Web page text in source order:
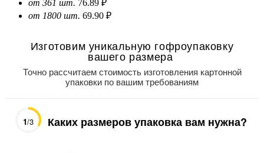
от 361 шт. 76.89 ₽
от 1800 шт. 69.90 ₽
Изготовим уникальную гофроупаковку
вашего размера
Точно рассчитаем стоимость изготовления картонной
упаковки по вашим требованиям
1/3 Каких размеров упаковка вам нужна?